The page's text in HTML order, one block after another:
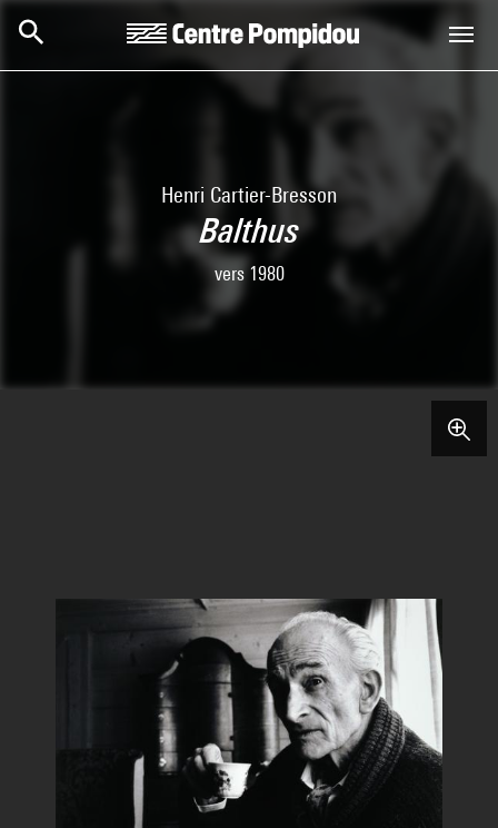
Henri Cartier-Bresson
Balthus
vers 1980